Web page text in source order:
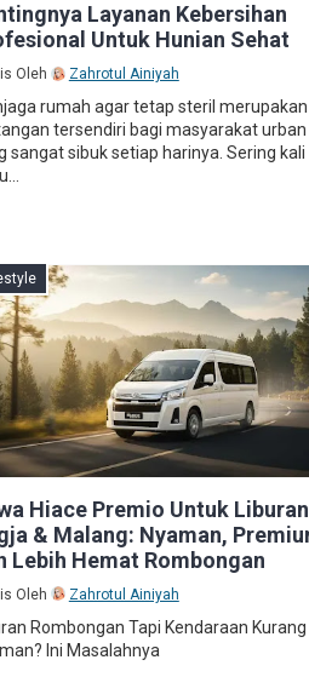
Layanan Kebersihan
Untuk Hunian Sehat
Oleh Zahrotul Ainiyah
rumah agar tetap steril merupakan
tersendiri bagi masyarakat urban
sangat sibuk setiap harinya. Sering kali
Hiace Premio Untuk Liburan
& Malang: Nyaman,
Lebih Hemat Rombongan
Oleh Zahrotul Ainiyah
Rombongan Tapi Kendaraan Kurang
Ini Masalahnya